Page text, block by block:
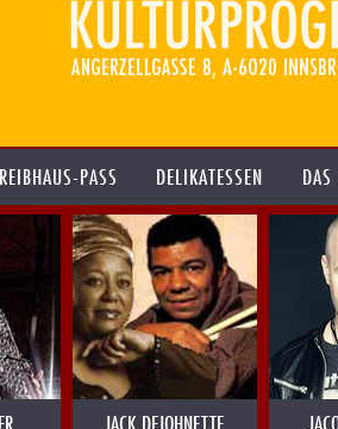
PASS DELIKATESSEN